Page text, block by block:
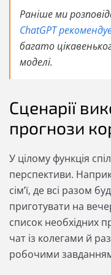
Раніше ми
ChatGPT
багато
моделі.
Сценарії
прогнози
У цілому функція
перспективи.
сімʼї, де всі разом
приготувати на
список необхідних
чат із колегами й
робочими